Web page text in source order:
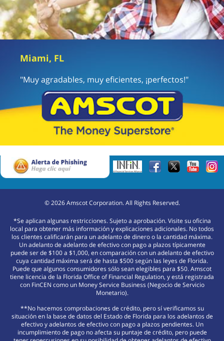
Miami, FL
"Muy agradables, muy eficientes, ¡perfectos!"
©2026Amscot Corporation. All Rights Reserved.
*Se aplican algunas restricciones. Sujeto a aprobación. Visite su oficina
local para obtener más información y explicaciones adicionales. No todos
los clientes calificarán para un adelanto de dinero o la cantidad máxima.
Un adelanto de adelanto de efectivo con pago a plazos típicamente
puede ser de $100 a $1,000, en comparación con un adelanto de efectivo
cuya cantidad máxima será de hasta $500 según las leyes de Florida.
Puede que algunos consumidores sólo sean elegibles para $50. Amscot
tiene licencia de la Florida Office of Financial Regulation, y está registrada
con FinCEN como un Money Service Business (Negocio de Servicio
Monetario).
**No hacemos comprobaciones de crédito, pero sí verificamos su
situación en la base de datos del Estado de Florida para los adelantos de
efectivo y adelantos de efectivo con pago a plazos pendientes. Un
incumplimiento de pago no afecta su puntaje de crédito, pero puede